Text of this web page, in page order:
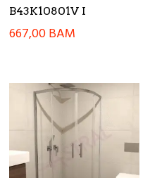
B43K10801V I
667,00BAM